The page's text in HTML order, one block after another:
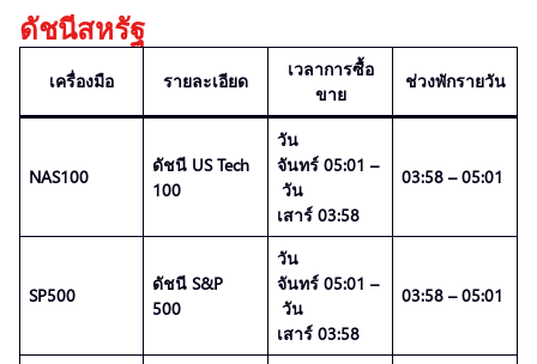
ดัชนีสหรัฐ
เครื่องมือ รายละเอียด
เวลาการซื้อ
ขาย
ช่วงพักรายวัน
NAS100
ดัชนี US Tech
100
วัน
จันทร์ 05:01 –
วัน
เสาร์ 03:58
03:58 – 05:01
SP500
ดัชนี S&P
500
วัน
จันทร์ 05:01 –
วัน
เสาร์ 03:58
03:58 – 05:01